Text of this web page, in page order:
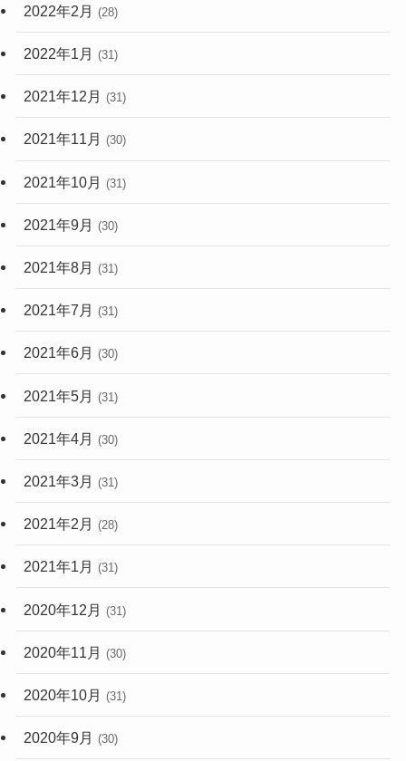
2022年2月 (28)
2022年1月 (31)
2021年12月 (31)
2021年11月 (30)
2021年10月 (31)
2021年9月 (30)
2021年8月 (31)
2021年7月 (31)
2021年6月 (30)
2021年5月 (31)
2021年4月 (30)
2021年3月 (31)
2021年2月 (28)
2021年1月 (31)
2020年12月 (31)
2020年11月 (30)
2020年10月 (31)
2020年9月 (30)